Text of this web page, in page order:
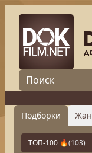
Подборки
ТОП-100 🔥(103)